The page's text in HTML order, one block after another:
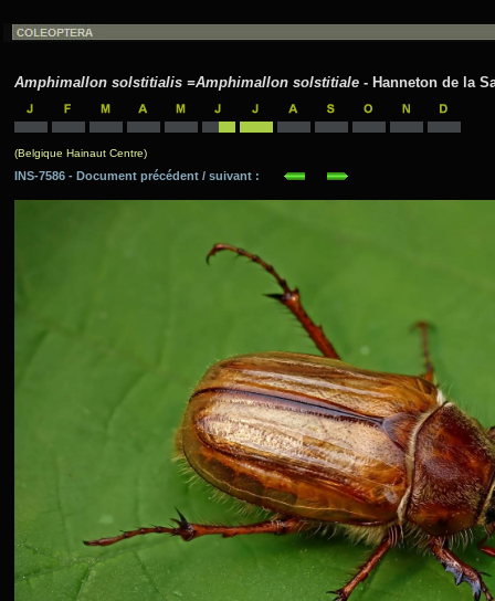
Amphimallon solstitialis =Amphimallon solstitiale - Hanneton de la
(Belgique Hainaut Centre)
INS-7586 - Document précédent / suivant :